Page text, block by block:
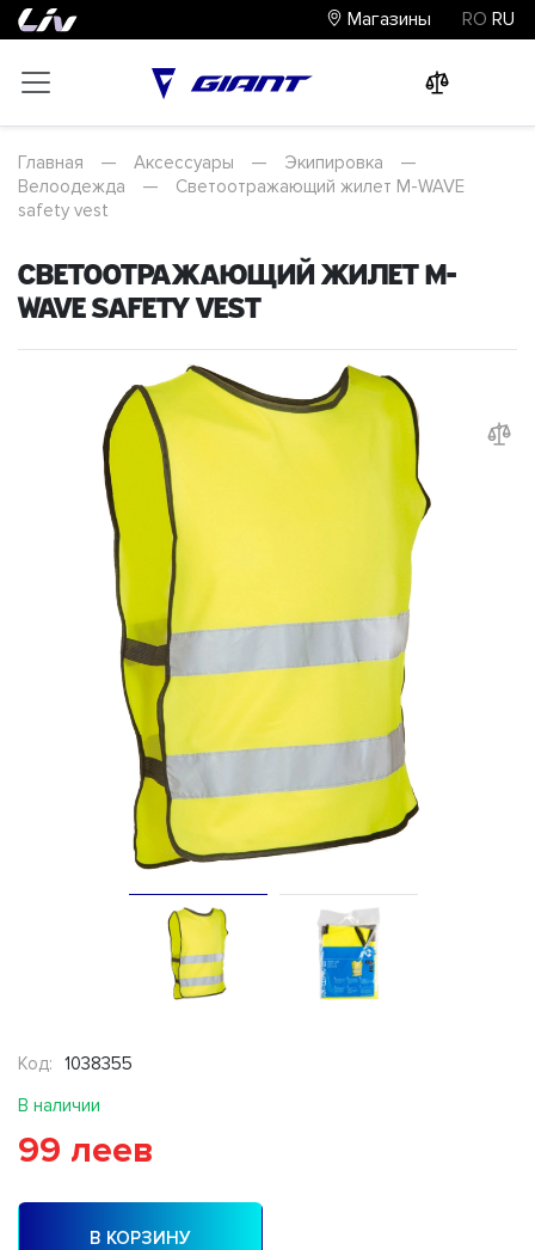
Магазины RO RU
Главная — Аксессуары — Экипировка
—
Велоодежда
—
Светоотражающий жилет M-WAVE
safety vest
Светоотражающий жилет M-
WAVE safety vest
Код:
1038355
В наличии
99 леев
В КОРЗИНУ